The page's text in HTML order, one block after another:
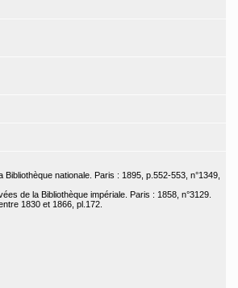
nationale. Paris : 1895, p.552-553, n°1349,
de la Bibliothèque impériale. Paris : 1858, n°3129.
1830 et 1866, pl.172.